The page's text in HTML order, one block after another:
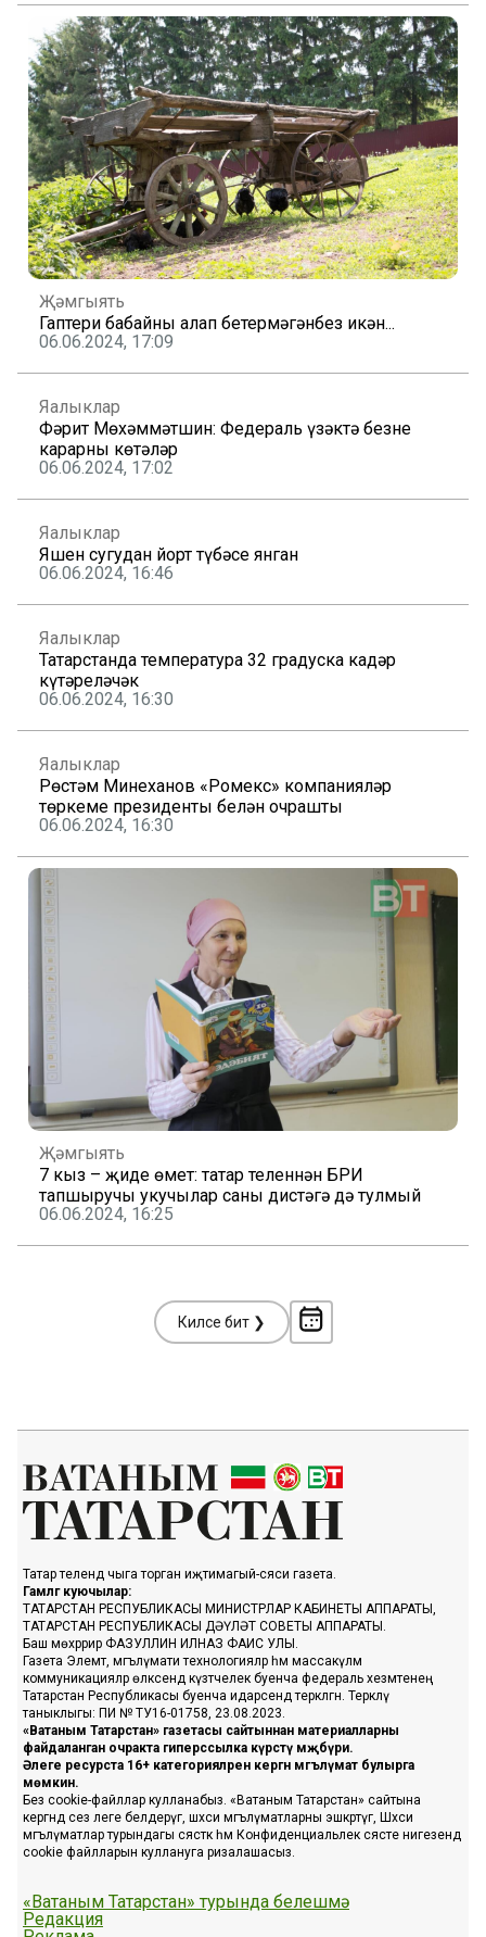
Җәмгыять
Гаптери бабайны аңлап бетермәгәнбез икән...
06.06.2024, 17:09
Яңалыклар
Фәрит Мөхәммәтшин: Федераль үзәктә безнең
карарны көтәләр
06.06.2024, 17:02
Яңалыклар
Яшен сугудан йорт түбәсе янган
06.06.2024, 16:46
Яңалыклар
Татарстанда температура 32 градуска кадәр
күтәреләчәк
06.06.2024, 16:30
Яңалыклар
Рөстәм Миңнеханов «Ромекс» компанияләр
төркеме президенты белән очрашты
06.06.2024, 16:30
Җәмгыять
7 кыз – җиде өмет: татар теленнән БРИ
тапшыручы укучылар саны дистәгә дә тулмый
06.06.2024, 16:25
Киләсе бит ❯
Татар телендә чыга торган иҗтимагый-сәяси газета.
Гамәлгә куючылар:
ТАТАРСТАН РЕСПУБЛИКАСЫ МИНИСТРЛАР КАБИНЕТЫ АППАРАТЫ,
ТАТАРСТАН РЕСПУБЛИКАСЫ ДӘҮЛӘТ СОВЕТЫ АППАРАТЫ.
Баш мөхәррир ФАЗУЛЛИН ИЛНАЗ ФАИС УЛЫ.
Газета Элемтә, мәгълүмати технологияләр һәм массакүләм
коммуникацияләр өлкәсендә күзәтчелек буенча федераль хезмәтенең
Татарстан Республикасы буенча идарәсендә теркәлгән. Теркәлү
таныклыгы: ПИ № ТУ16-01758, 23.08.2023.
«Ватаным Татарстан» газетасы сайтыннан материалларны
файдаланган очракта гиперссылка күрсәтү мәҗбүри.
Әлеге ресурста 16+ категорияләренә кергән мәгълүмат булырга
мөмкин.
Без cookie-файллар кулланабыз. «Ватаным Татарстан» сайтына
кергәндә сез әлеге белдерүгә, шәхси мәгълүматларны эшкәртүгә, Шәхси
мәгълүматлар турындагы сәясәткә һәм Конфиденциальлек сәясәте нигезендә
cookie файлларын куллануга ризалашасыз.
«Ватаным Татарстан» турында белешмә
Редакция